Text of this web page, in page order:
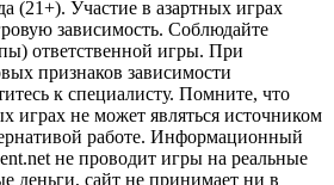
(21+). Участие в азартных играх
зависимость. Соблюдайте
ответственной игры. При
признаков зависимости
к специалисту. Помните, что
играх не может являться источником
работе. Информационный
не проводит игры на реальные
деньги, сайт не принимает ни в